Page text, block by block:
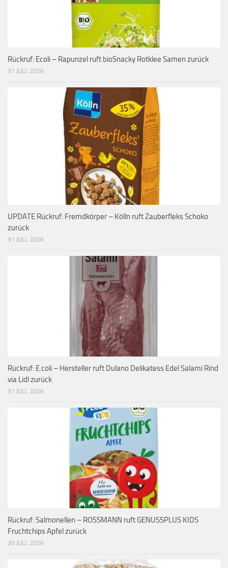
Rückruf: Ecoli – Rapunzel ruft bioSnacky Rotklee Samen zurück
31 JULI, 2026
UPDATE Rückruf: Fremdkörper – Kölln ruft Zauberfleks Schoko
zurück
31 JULI, 2026
Rückruf: E.coli – Hersteller ruft Dulano Delikatess Edel Salami Rind
via Lidl zurück
31 JULI, 2026
Rückruf: Salmonellen – ROSSMANN ruft GENUSSPLUS KIDS
Fruchtchips Apfel zurück
30 JULI, 2026